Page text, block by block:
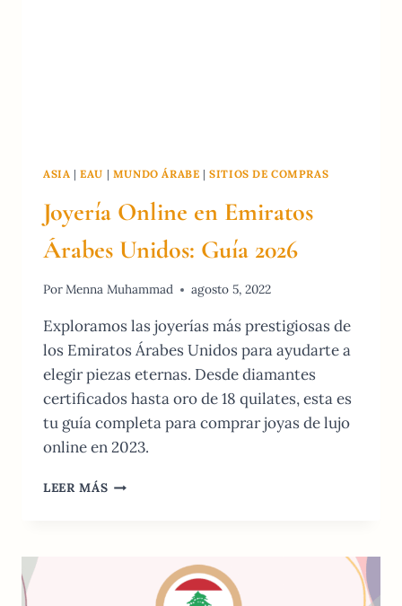
ASIA |EAU | MUNDO ÁRABE |SITIOS DE COMPRAS
Joyería Online en Emiratos
Árabes Unidos: Guía 2026
PorMenna Muhammad agosto 5, 2022
Exploramos las joyerías más prestigiosas de
los Emiratos Árabes Unidos para ayudarte a
elegir piezas eternas. Desde diamantes
certificados hasta oro de 18 quilates, esta es
tu guía completa para comprar joyas de lujo
online en 2023.
LEER MÁS JOYERÍA